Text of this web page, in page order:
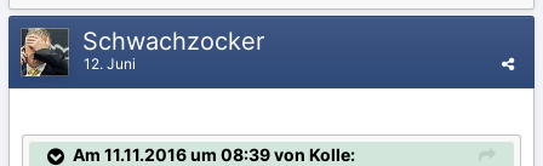
Schwachzocker
12. Juni
Am 11.11.2016 um 08:39 von Kolle: